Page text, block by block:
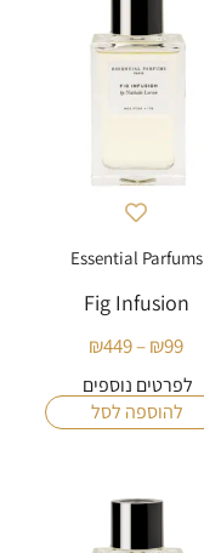
Essential Parfums
Fig Infusion
₪99
–
₪449
מחירים:לפרטים נוספים
להוספה לסל